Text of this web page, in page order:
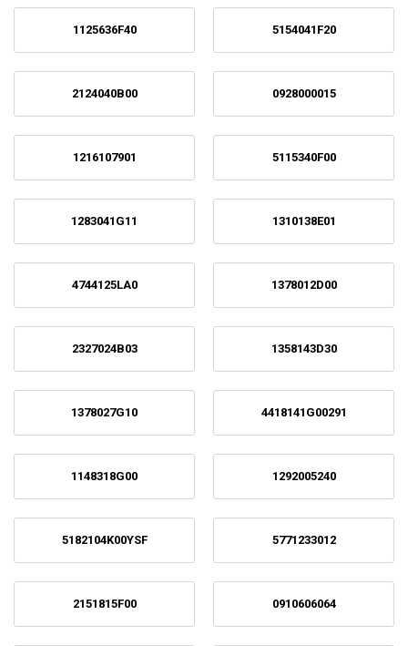
1125636F40 5154041F20
2124040B00 0928000015
1216107901 5115340F00
1283041G11 1310138E01
4744125LA0 1378012D00
2327024B03 1358143D30
1378027G10 4418141G00291
1148318G00 1292005240
5182104K00YSF 5771233012
2151815F00 0910606064